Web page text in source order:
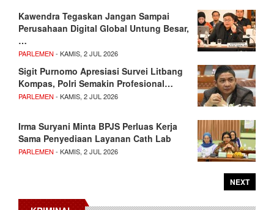
Kawendra Tegaskan Jangan Sampai
Perusahaan Digital Global Untung Besar,
…
PARLEMEN - KAMIS, 2 JUL 2026
Sigit Purnomo Apresiasi Survei Litbang
Kompas, Polri Semakin Profesional…
PARLEMEN - KAMIS, 2 JUL 2026
Irma Suryani Minta BPJS Perluas Kerja
Sama Penyediaan Layanan Cath Lab
PARLEMEN - KAMIS, 2 JUL 2026
NEXT